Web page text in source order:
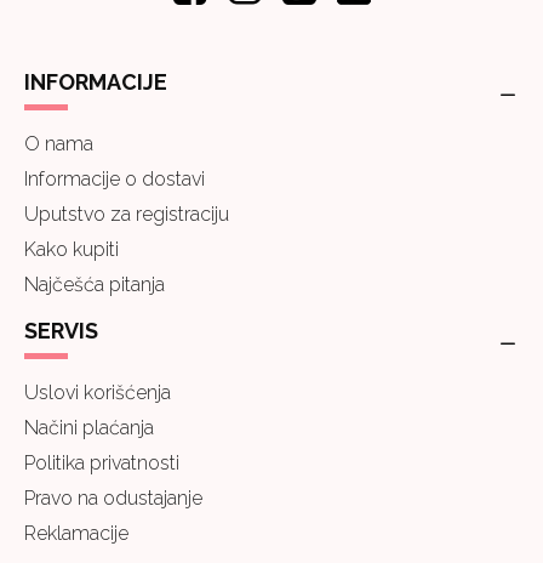
INFORMACIJE
O nama
Informacije o dostavi
Uputstvo za registraciju
Kako kupiti
Najčešća pitanja
SERVIS
Uslovi korišćenja
Načini plaćanja
Politika privatnosti
Pravo na odustajanje
Reklamacije